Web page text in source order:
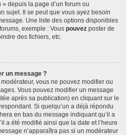
depuis la page d’un forum ou
sujet. Il se peut que vous ayez besoin
Une liste des options disponibles
exemple : Vous pouvez poster de
des fichiers, etc.
un message ?
vous ne pouvez modifier ou
Vous pouvez modifier un message
après sa publication) en cliquant sur le
Si quelqu’un a déjà répondu
en bas du message indiquant qu’il a
a été modifié ainsi que la date et l’heure
n’apparaîtra pas si un modérateur